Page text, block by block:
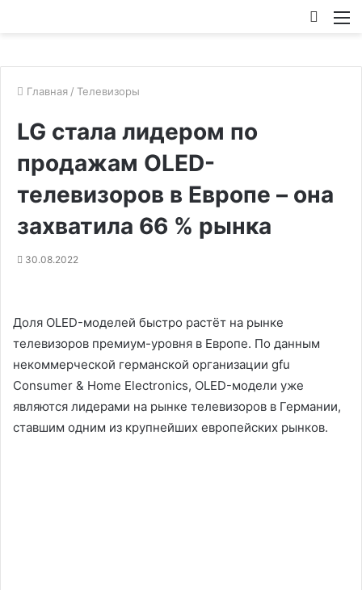
Главная / Телевизоры
LG стала лидером по
продажам OLED-
телевизоров в Европе – она
захватила 66 % рынка
30.08.2022
Доля OLED-моделей быстро растёт на рынке
телевизоров премиум-уровня в Европе. По данным
некоммерческой германской организации gfu
Consumer & Home Electronics, OLED-модели уже
являются лидерами на рынке телевизоров в Германии,
ставшим одним из крупнейших европейских рынков.